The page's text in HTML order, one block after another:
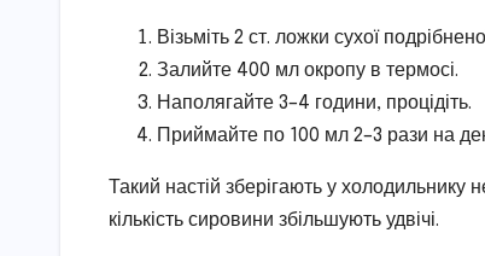
Візьміть 2 ст. ложки сухої
Залийте 400 мл окропу в термосі.
Наполягайте 3–4 години, процідіть.
Приймайте по 100 мл 2–3 рази на
Такий настій зберігають у
кількість сировини збільшують удвічі.